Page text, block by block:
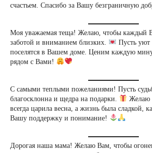
счастьем. Спасибо за Вашу безграничную
Моя уважаемая теща! Желаю, чтобы каждый
заботой и вниманием близких.
Пусть уют
поселятся в Вашем доме. Ценим каждую
рядом с Вами!
С самыми теплыми пожеланиями! Пусть
благосклонна и щедра на подарки.
Желаю
всегда царила весна, а жизнь была сладкой,
Вашу поддержку и понимание!
Дорогая наша мама! Желаю Вам, чтобы